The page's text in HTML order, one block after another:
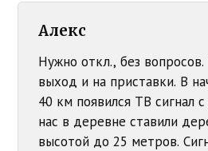
Алекс
Нужно откл., без
выход и на приставки. В
40 км появился ТВ сигнал
нас в деревне ставили
высотой до 25 метров.